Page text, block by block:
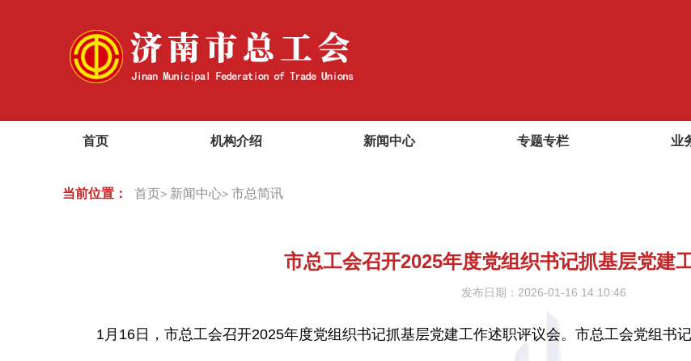
首页 机构介绍 新闻中心 专题专栏 业
当前位置： 首页> 新闻中心> 市总简讯
市总工会召开2025年度党组织书记抓基层党建
发布日期：2026-01-16 14:10:46
1月16日，市总工会召开2025年度党组织书记抓基层党建工作述职评议会。市总工会党组书